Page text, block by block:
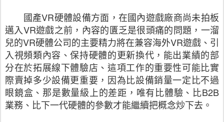
國產VR硬體設備方面，在國內遊戲廠商尚未拍板
邁入VR遊戲之前，內容的匱乏是很頭痛的問題，一溜
兒的VR硬體公司的主要精力將在兼容海外VR遊戲、引
入視頻類內容、保持硬體的更新換代，能出業績的部
分在於拓展線下體驗店、這項工作的重要性可能比實
際賣掉多少設備更重要，因為比設備銷量一定比不過
眼鏡盒、那是數量級上的差距，唯有比體驗、比B2B
業務、比下一代硬體的參數才能繼續把概念炒下去。